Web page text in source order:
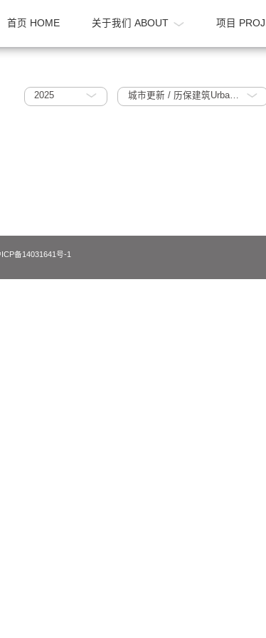
首页 HOME 关于我们 ABOUT
2025
沪ICP备14031641号-1